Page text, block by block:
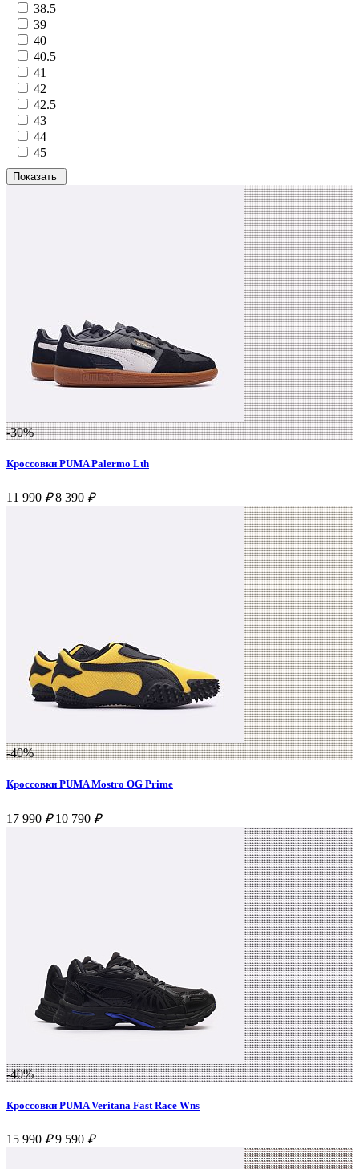
38.5
39
40
40.5
41
42
42.5
43
44
45
-30%
Кроссовки PUMA Palermo Lth
11 990 ₽ 8 390 ₽
-40%
Кроссовки PUMA Mostro OG Prime
17 990 ₽ 10 790 ₽
-40%
Кроссовки PUMA Veritana Fast Race Wns
15 990 ₽ 9 590 ₽